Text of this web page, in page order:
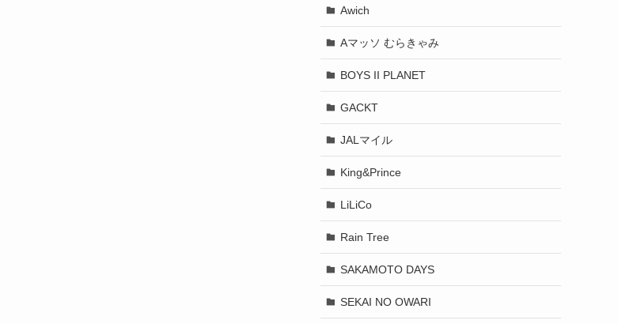
Awich
Aマッソ むらきゃみ
BOYS II PLANET
GACKT
JALマイル
King&Prince
LiLiCo
Rain Tree
SAKAMOTO DAYS
SEKAI NO OWARI